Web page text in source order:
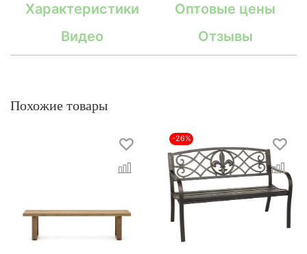
Характеристики
Оптовые цены
Видео
Отзывы
Похожие товары
-26%